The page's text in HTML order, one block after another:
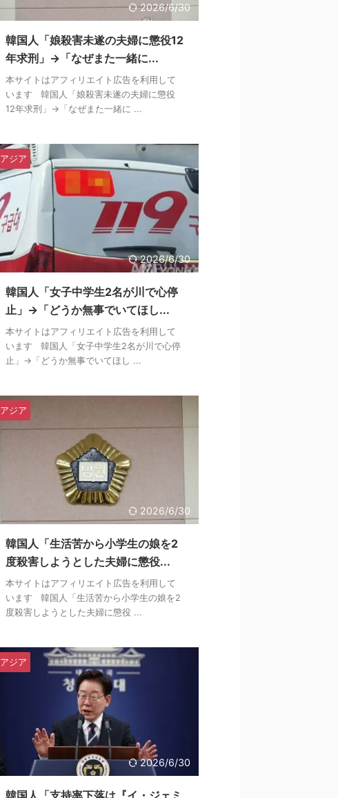
2026/6/30
韓国人「娘殺害未遂の夫婦に懲役12
年求刑」→「なぜまた一緒に...
本サイトはアフィリエイト広告を利用して
います 韓国人「娘殺害未遂の夫婦に懲役
12年求刑」→「なぜまた一緒に ...
2026/6/30
アジア
韓国人「女子中学生2名が川で心停
止」→「どうか無事でいてほし...
本サイトはアフィリエイト広告を利用して
います 韓国人「女子中学生2名が川で心停
止」→「どうか無事でいてほし ...
2026/6/30
アジア
韓国人「生活苦から小学生の娘を2
度殺害しようとした夫婦に懲役...
本サイトはアフィリエイト広告を利用して
います 韓国人「生活苦から小学生の娘を2
度殺害しようとした夫婦に懲役 ...
2026/6/30
アジア
韓国人「支持率下落は『イ・ジェミ